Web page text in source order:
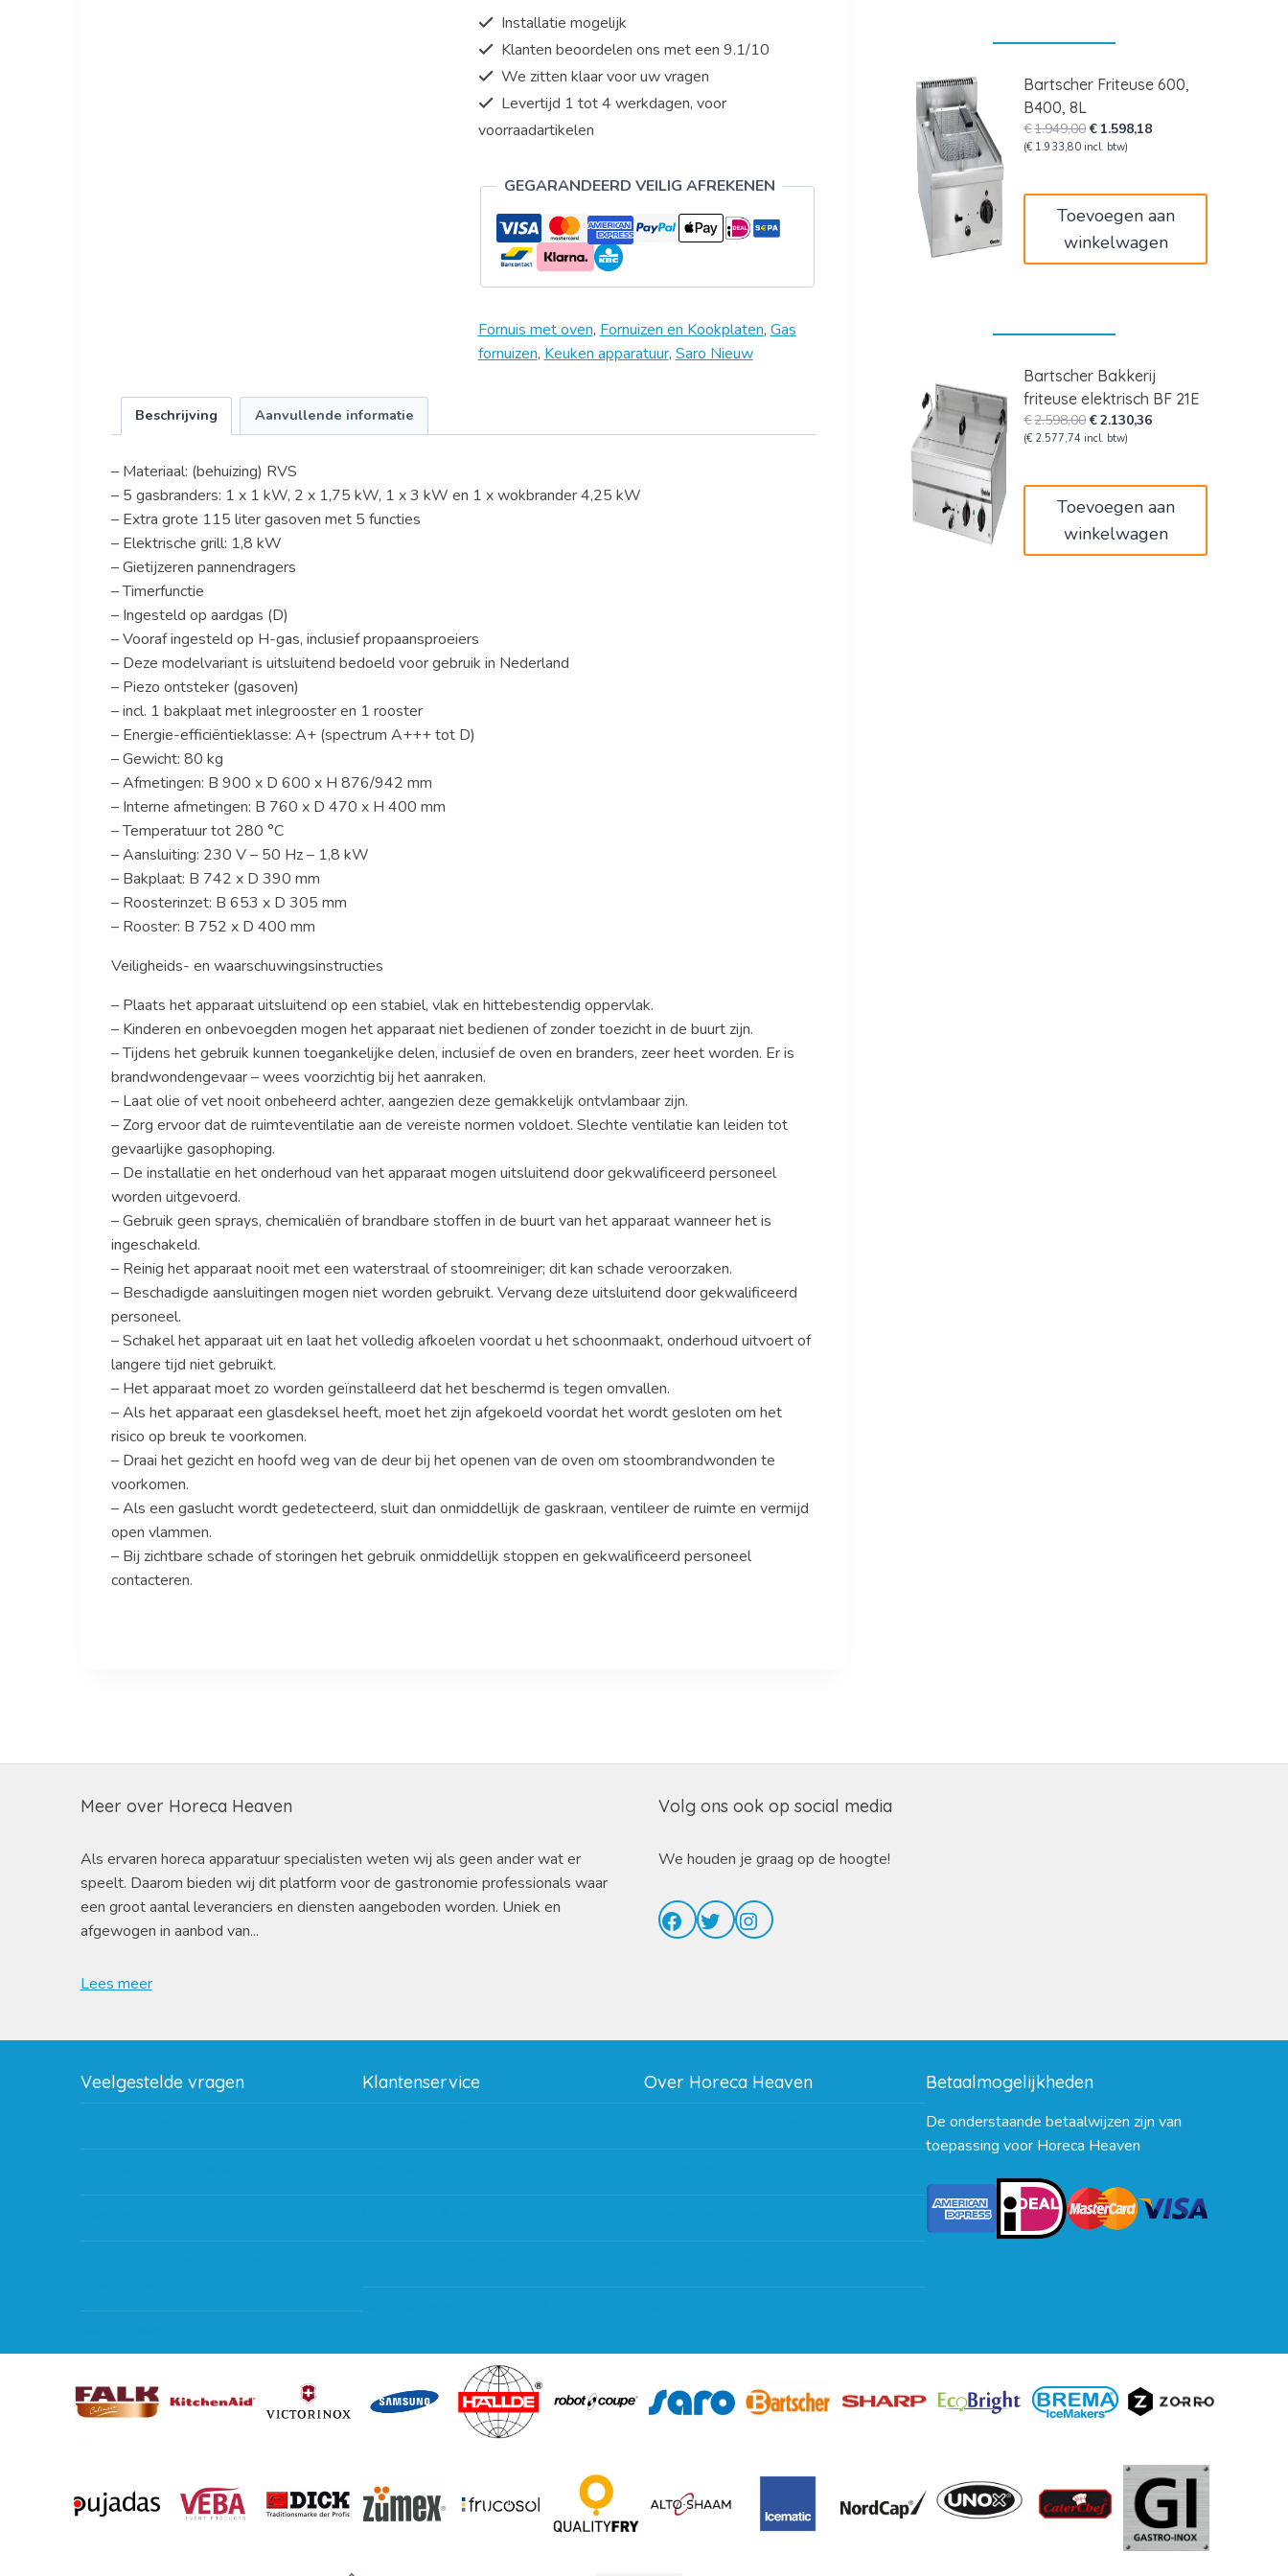
pits
-
900
breed
-
TS95C71X
alleen
voor
Nederland
Installatie mogelijk
Klanten beoordelen ons met een 9.1/10
We zitten klaar voor uw vragen
Levertijd 1 tot 4 werkdagen, voor
voorraadartikelen
GEGARANDEERD VEILIG AFREKENEN
Fornuis met oven, Fornuizen en Kookplaten, Gas
fornuizen, Keuken apparatuur, Saro Nieuw
Beschrijving Aanvullende informatie
– Materiaal: (behuizing) RVS
– 5 gasbranders: 1 x 1 kW, 2 x 1,75 kW, 1 x 3 kW en 1 x wokbrander 4,25 kW
– Extra grote 115 liter gasoven met 5 functies
– Elektrische grill: 1,8 kW
– Gietijzeren pannendragers
– Timerfunctie
– Ingesteld op aardgas (D)
– Vooraf ingesteld op H-gas, inclusief propaansproeiers
– Deze modelvariant is uitsluitend bedoeld voor gebruik in Nederland
– Piezo ontsteker (gasoven)
– incl. 1 bakplaat met inlegrooster en 1 rooster
– Energie-efficiëntieklasse: A+ (spectrum A+++ tot D)
– Gewicht: 80 kg
– Afmetingen: B 900 x D 600 x H 876/942 mm
– Interne afmetingen: B 760 x D 470 x H 400 mm
– Temperatuur tot 280 °C
– Aansluiting: 230 V – 50 Hz – 1,8 kW
– Bakplaat: B 742 x D 390 mm
– Roosterinzet: B 653 x D 305 mm
– Rooster: B 752 x D 400 mm
Veiligheids- en waarschuwingsinstructies
– Plaats het apparaat uitsluitend op een stabiel, vlak en hittebestendig oppervlak.
– Kinderen en onbevoegden mogen het apparaat niet bedienen of zonder toezicht in de buurt zijn.
– Tijdens het gebruik kunnen toegankelijke delen, inclusief de oven en branders, zeer heet worden. Er is
brandwondengevaar – wees voorzichtig bij het aanraken.
– Laat olie of vet nooit onbeheerd achter, aangezien deze gemakkelijk ontvlambaar zijn.
– Zorg ervoor dat de ruimteventilatie aan de vereiste normen voldoet. Slechte ventilatie kan leiden tot
gevaarlijke gasophoping.
– De installatie en het onderhoud van het apparaat mogen uitsluitend door gekwalificeerd personeel
worden uitgevoerd.
– Gebruik geen sprays, chemicaliën of brandbare stoffen in de buurt van het apparaat wanneer het is
ingeschakeld.
– Reinig het apparaat nooit met een waterstraal of stoomreiniger; dit kan schade veroorzaken.
– Beschadigde aansluitingen mogen niet worden gebruikt. Vervang deze uitsluitend door gekwalificeerd
personeel.
– Schakel het apparaat uit en laat het volledig afkoelen voordat u het schoonmaakt, onderhoud uitvoert of
langere tijd niet gebruikt.
– Het apparaat moet zo worden geïnstalleerd dat het beschermd is tegen omvallen.
– Als het apparaat een glasdeksel heeft, moet het zijn afgekoeld voordat het wordt gesloten om het
risico op breuk te voorkomen.
– Draai het gezicht en hoofd weg van de deur bij het openen van de oven om stoombrandwonden te
voorkomen.
– Als een gaslucht wordt gedetecteerd, sluit dan onmiddellijk de gaskraan, ventileer de ruimte en vermijd
open vlammen.
– Bij zichtbare schade of storingen het gebruik onmiddellijk stoppen en gekwalificeerd personeel
contacteren.
Bartscher Friteuse 600,
B400, 8L
€1.949,00Oorspronkelijke
prijs
€ 1.598,18Huidige
(€ 1.933,80 incl. btw)
Toevoegen aan
winkelwagen
Bartscher Bakkerij
friteuse elektrisch BF 21E
€2.598,00Oorspronkelijke
prijs
€2.130,36Huidige
(€ 2.577,74 incl. btw)
Toevoegen aan
winkelwagen
Meer over Horeca Heaven
Als ervaren horeca apparatuur specialisten weten wij als geen ander wat er
speelt. Daarom bieden wij dit platform voor de gastronomie professionals waar
een groot aantal leveranciers en diensten aangeboden worden. Uniek en
afgewogen in aanbod van...
Lees meer
Volg ons ook op social media
We houden je graag op de hoogte!
Facebook
TwitterInstagram
Veelgestelde vragen Klantenservice
Subsidie regeling EIA 2020
Over Horeca Heaven Betaalmogelijkheden
De onderstaande betaalwijzen zijn van
toepassing voor Horeca Heaven